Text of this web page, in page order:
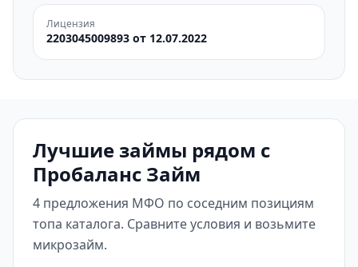
Лицензия
2203045009893 от 12.07.2022
Лучшие займы рядом с
Пробаланс Займ
4 предложения МФО по соседним позициям
топа каталога. Сравните условия и возьмите
микрозайм.